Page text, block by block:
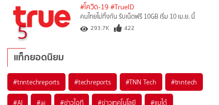
5
#โควิด-19 #TrueID
คนไทยไม่ทิ้งกัน รับเน็ตฟรี 10GB เริ่ม 10 เม.ย. นี้
293.7K 422
แท็กยอดนิยม
#tnntechreports #techreports #TNN Tech #tnntech
#AI #ai #ข่าวไอที #ข่าวเทคโนโลยี #แบไต๋